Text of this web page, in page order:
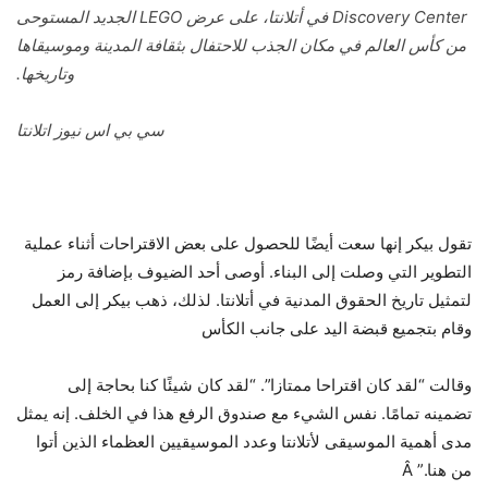
Discovery Center في أتلانتا، على عرض LEGO الجديد المستوحى
من كأس العالم في مكان الجذب للاحتفال بثقافة المدينة وموسيقاها
وتاريخها.
سي بي اس نيوز اتلانتا
تقول بيكر إنها سعت أيضًا للحصول على بعض الاقتراحات أثناء عملية
التطوير التي وصلت إلى البناء. أوصى أحد الضيوف بإضافة رمز
لتمثيل تاريخ الحقوق المدنية في أتلانتا. لذلك، ذهب بيكر إلى العمل
وقام بتجميع قبضة اليد على جانب الكأس
وقالت “لقد كان اقتراحا ممتازا”. “لقد كان شيئًا كنا بحاجة إلى
تضمينه تمامًا. نفس الشيء مع صندوق الرفع هذا في الخلف. إنه يمثل
مدى أهمية الموسيقى لأتلانتا وعدد الموسيقيين العظماء الذين أتوا
من هنا.” Â